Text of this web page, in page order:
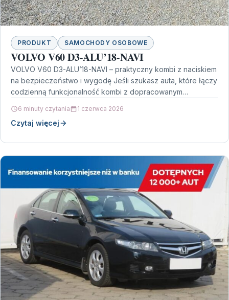
PRODUKT SAMOCHODY OSOBOWE
VOLVO V60 D3-ALU’18-NAVI
VOLVO V60 D3-ALU’18-NAVI – praktyczny kombi z naciskiem
na bezpieczeństwo i wygodę Jeśli szukasz auta, które łączy
codzienną funkcjonalność kombi z dopracowanym
6 minuty czytania 1 czerwca 2026
Czytaj więcej